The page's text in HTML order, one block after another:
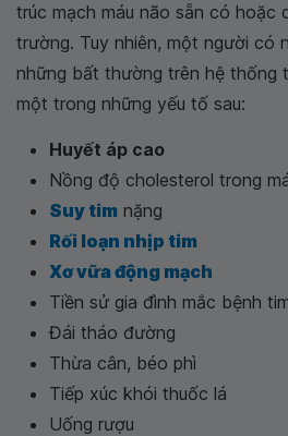
trúc mạch máu não sẵn có hoặc
trường. Tuy nhiên, một người có
những bất thường trên hệ thống
một trong những yếu tố sau:
Huyết áp cao
Nồng độ cholesterol trong
Suy tim nặng
Rối loạn nhịp tim
Xơ vữa động mạch
Tiền sử gia đình mắc bệnh
Đái tháo đường
Thừa cân, béo phì
Tiếp xúc khói thuốc lá
Uống rượu